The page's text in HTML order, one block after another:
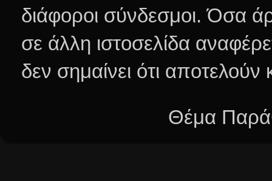
διάφοροι σύνδεσμοι.Όσα
σε άλλη ιστοσελίδα
δεν σημαίνει ότι
Θέμα